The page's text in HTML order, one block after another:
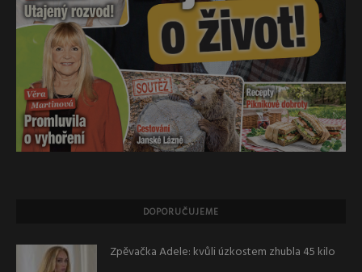
DOPORUČUJEME
Zpěvačka Adele: kvůli úzkostem zhubla 45 kilo